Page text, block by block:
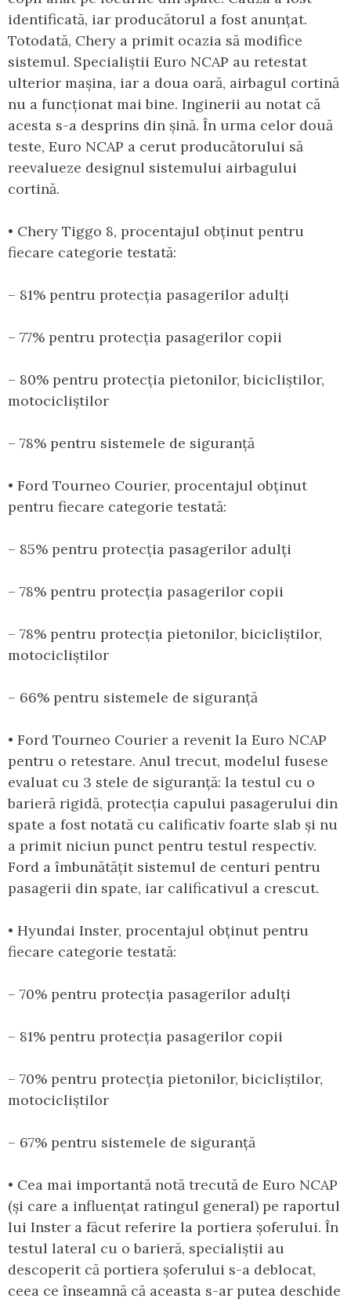
identificată, iar producătorul a fost anunțat.
Totodată, Chery a primit ocazia să modifice
sistemul. Specialiștii Euro NCAP au retestat
ulterior mașina, iar a doua oară, airbagul cortină
nu a funcționat mai bine. Inginerii au notat că
acesta s-a desprins din șină. În urma celor două
teste, Euro NCAP a cerut producătorului să
reevalueze designul sistemului airbagului
cortină.
• Chery Tiggo 8, procentajul obținut pentru
fiecare categorie testată:
– 81% pentru protecția pasagerilor adulți
– 77% pentru protecția pasagerilor copii
– 80% pentru protecția pietonilor, bicicliștilor,
motocicliștilor
– 78% pentru sistemele de siguranță
• Ford Tourneo Courier, procentajul obținut
pentru fiecare categorie testată:
– 85% pentru protecția pasagerilor adulți
– 78% pentru protecția pasagerilor copii
– 78% pentru protecția pietonilor, bicicliștilor,
motocicliștilor
– 66% pentru sistemele de siguranță
• Ford Tourneo Courier a revenit la Euro NCAP
pentru o retestare. Anul trecut, modelul fusese
evaluat cu 3 stele de siguranță: la testul cu o
barieră rigidă, protecția capului pasagerului din
spate a fost notată cu calificativ foarte slab și nu
a primit niciun punct pentru testul respectiv.
Ford a îmbunătățit sistemul de centuri pentru
pasagerii din spate, iar calificativul a crescut.
• Hyundai Inster, procentajul obținut pentru
fiecare categorie testată:
– 70% pentru protecția pasagerilor adulți
– 81% pentru protecția pasagerilor copii
– 70% pentru protecția pietonilor, bicicliștilor,
motocicliștilor
– 67% pentru sistemele de siguranță
• Cea mai importantă notă trecută de Euro NCAP
(și care a influențat ratingul general) pe raportul
lui Inster a făcut referire la portiera șoferului. În
testul lateral cu o barieră, specialiștii au
descoperit că portiera șoferului s-a deblocat,
ceea ce înseamnă că aceasta s-ar putea deschide